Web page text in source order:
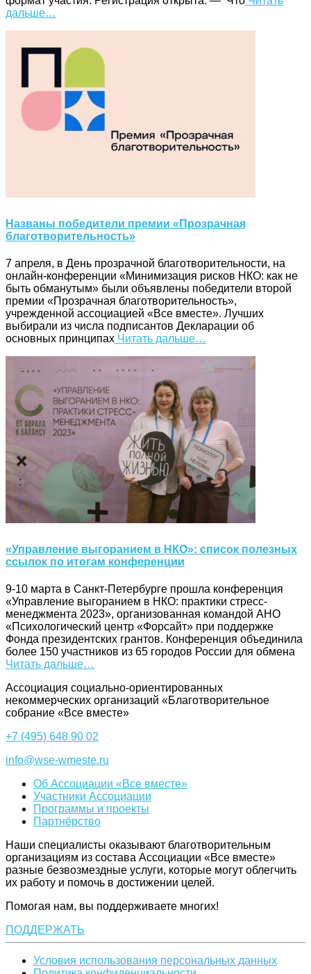
дальше…
Названы победители премии «Прозрачная
благотворительность»
7 апреля, в День прозрачной благотворительности, на
онлайн-конференции «Минимизация рисков НКО: как не
быть обманутым» были объявлены победители второй
премии «Прозрачная благотворительность»,
учрежденной ассоциацией «Все вместе». Лучших
выбирали из числа подписантов Декларации об
основных принципах Читать дальше…
«Управление выгоранием в НКО»: список полезных
ссылок по итогам конференции
9-10 марта в Санкт-Петербурге прошла конференция
«Управление выгоранием в НКО: практики стресс-
менеджмента 2023», организованная командой АНО
«Психологический центр «Форсайт» при поддержке
Фонда президентских грантов. Конференция объединила
более 150 участников из 65 городов России для обмена
Читать дальше…
Ассоциация cоциально-ориентированных
некоммерческих организаций «Благотворительное
собрание «Все вместе»
+7 (495) 648 90 02
info@wse-wmeste.ru
Об Ассоциации «Все вместе»
Участники Ассоциации
Программы и проекты
Партнёрство
Наши специалисты оказывают благотворительным
организациям из состава Ассоциации «Все вместе»
разные безвозмездные услуги, которые могут облегчить
их работу и помочь в достижении целей.
Помогая нам, вы поддерживаете многих!
ПОДДЕРЖАТЬ
Условия использования персональных данных